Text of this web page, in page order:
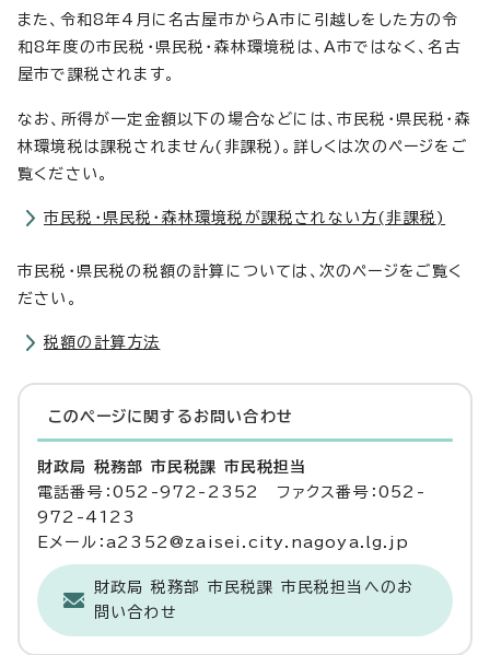
また、令和8年4月に名古屋市からA市に引越しをした方の令
和8年度の市民税・県民税・森林環境税は、A市ではなく、名古
屋市で課税されます。
なお、所得が一定金額以下の場合などには、市民税・県民税・森
林環境税は課税されません(非課税)。詳しくは次のページをご
覧ください。
市民税・県民税・森林環境税が課税されない方(非課税)
市民税・県民税の税額の計算については、次のページをご覧く
ださい。
税額の計算方法
このページに関する お問い合わせ
財政局 税務部 市民税課 市民税担当
電話番号：052-972-2352 ファクス番号：052-
972-4123
Eメール：a2352@zaisei.city.nagoya.lg.jp
財政局 税務部 市民税課 市民税担当へのお
問い合わせ